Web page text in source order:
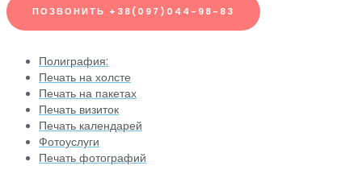
ПОЗВОНИТЬ +38(097)044-98-83
Полиграфия:
Печать на холсте
Печать на пакетах
Печать визиток
Печать календарей
Фотоуслуги
Печать фотографий